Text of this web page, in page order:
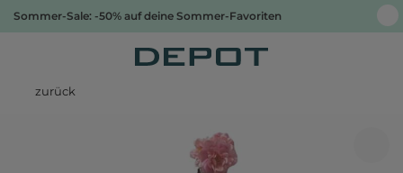
Sommer-Sale: -50% auf deine Sommer-Favoriten
zurück